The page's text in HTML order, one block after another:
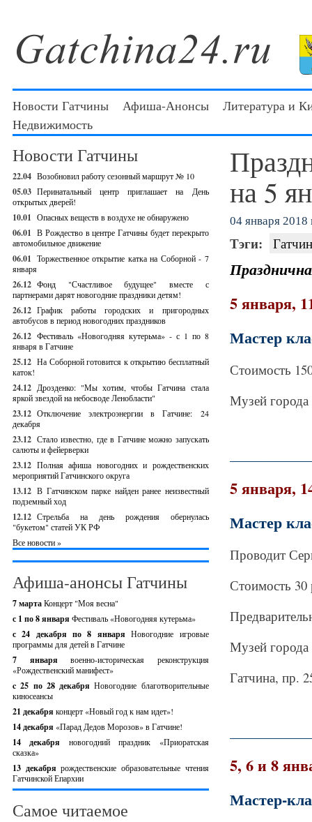
Новости Гатчины Афиша-Анонсы
Литература и
Недвижимость
Новости Гатчины
22.04 Возобновил работу сезонный маршрут № 10
05.03 Перинатальный центр приглашает на День
открытых дверей!
10.01 Опасных веществ в воздухе не обнаружено
06.01 В Рождество в центре Гатчины будет перекрыто
автомобильное движение
06.01 Торжественное открытие катка на Соборной - 7
января
26.12 Фонд "Счастливое будущее" вместе с
партнерами дарят новогодние праздники детям!
26.12 График работы городских и пригородных
автобусов в период новогодних праздников
26.12 Фестиваль «Новогодняя кутерьма» - с 1 по 8
января в Гатчине
25.12 На Соборной готовится к открытию бесплатный
каток!
24.12 Дрозденко: "Мы хотим, чтобы Гатчина стала
яркой звездой на небосводе Ленобласти"
23.12 Отключение электроэнергии в Гатчине: 24
декабря
23.12 Стало известно, где в Гатчине можно запускать
салюты и фейерверки
23.12 Полная афиша новогодних и рождественских
мероприятий Гатчинского округа
13.12 В Гатчинском парке найден ранее неизвестный
подземный ход
12.12 Стрельба на день рождения обернулась
"букетом" статей УК РФ
Все новости »
Афиша-анонсы Гатчины
7 мартаКонцерт "Моя весна"
с 1 по 8 января Фестиваль «Новогодняя кутерьма»
с 24 декабря по 8 январяНовогодние игровые
программы для детей в Гатчине
7 январявоенно-историческая реконструкция
«Рождественский манифест»
c 25 по 28 декабряНовогодние благотворительные
киносеансы
21 декабря концерт «Новый год к нам идет»!
14 декабря «Парад Дедов Морозов» в Гатчине!
14 декабря новогодний праздник «Приоратская
сказка»
13 декабрярождественские образовательные чтения
Гатчинской Епархии
Самое читаемое
на 5
04 января 2018
Тэги:
5 января,
Мастер
Стоимость
Музей
5 января,
Мастер
Проводит
Стоимость 30
Музей
Гатчина, пр.
5, 6 и 8
Мастер-